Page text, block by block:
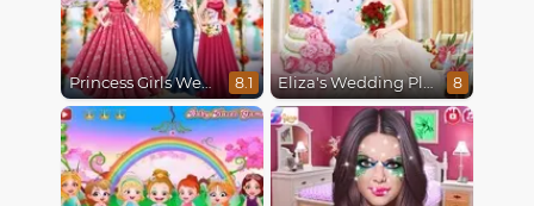
Princess Girls Wedding Trip 8.1 Eliza's Wedding Planner 8